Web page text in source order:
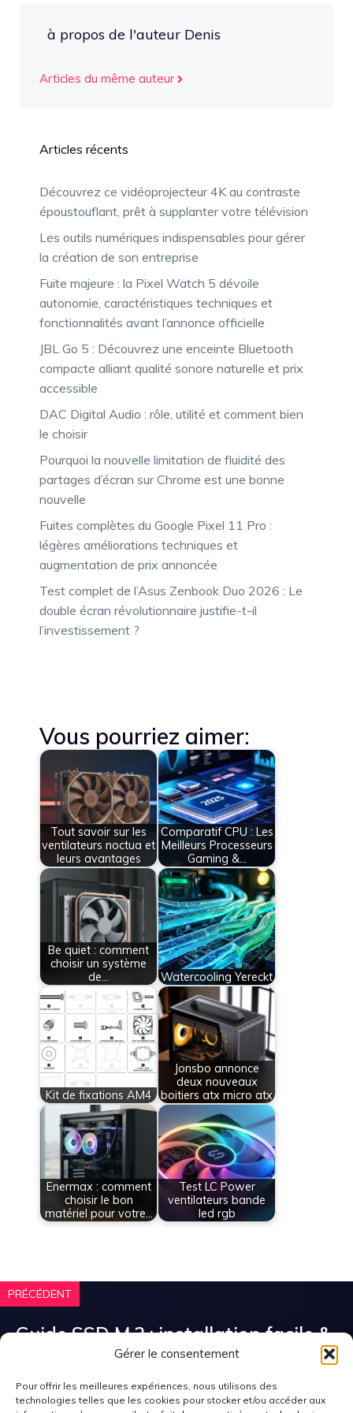
Gérer le consentement
Pour offrir les meilleures expériences, nous utilisons des
technologies telles que les cookies pour stocker et/ou accéder aux
à propos de l'auteur Denis
Articles du même auteur
Articles récents
Découvrez ce vidéoprojecteur 4K au contraste
époustouflant, prêt à supplanter votre télévision
Les outils numériques indispensables pour gérer
la création de son entreprise
Fuite majeure : la Pixel Watch 5 dévoile
autonomie, caractéristiques techniques et
fonctionnalités avant l’annonce officielle
JBL Go 5 : Découvrez une enceinte Bluetooth
compacte alliant qualité sonore naturelle et prix
accessible
DAC Digital Audio : rôle, utilité et comment bien
le choisir
Pourquoi la nouvelle limitation de fluidité des
partages d’écran sur Chrome est une bonne
nouvelle
Fuites complètes du Google Pixel 11 Pro :
légères améliorations techniques et
augmentation de prix annoncée
Test complet de l’Asus Zenbook Duo 2026 : Le
double écran révolutionnaire justifie-t-il
l’investissement ?
Vous pourriez aimer:
Tout savoir sur les
ventilateurs noctua et
leurs avantages
Comparatif CPU : Les
Meilleurs Processeurs
Gaming &…
Be quiet : comment
choisir un système
de…
Watercooling Yereckt
Kit de fixations AM4
Jonsbo annonce
deux nouveaux
boitiers atx micro atx
Enermax : comment
choisir le bon
matériel pour votre…
Test LC Power
ventilateurs bande
led rgb
PRÉCÉDENT
Guide SSD M.2 : installation facile &
performance sur pc et ps5